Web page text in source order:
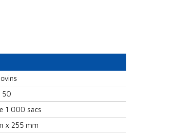
50
1 000 sacs
x 255 mm